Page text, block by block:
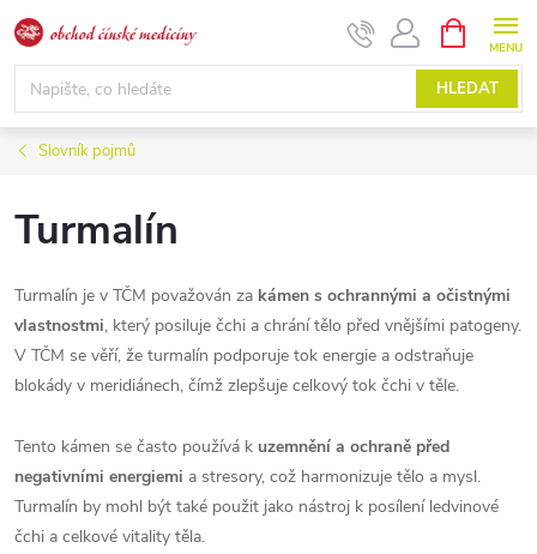
Přejít
na
obsah
HLEDAT
NÁKUPNÍ
KOŠÍK
Slovník pojmů
Turmalín
Turmalín je v TČM považován za kámen s ochrannými a očistnými
vlastnostmi, který posiluje čchi a chrání tělo před vnějšími patogeny.
V TČM se věří, že turmalín podporuje tok energie a odstraňuje
blokády v meridiánech, čímž zlepšuje celkový tok čchi v těle.
Tento kámen se často používá k uzemnění a ochraně před
negativními energiemi a stresory, což harmonizuje tělo a mysl.
Turmalín by mohl být také použit jako nástroj k posílení ledvinové
čchi a celkové vitality těla.